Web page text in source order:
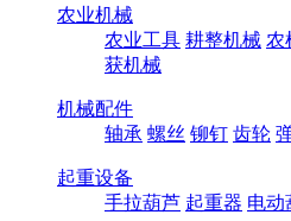
农业机械
农业工具 耕整机械 农
获机械
机械配件
轴承 螺丝 铆钉 齿轮
起重设备
手拉葫芦 起重器 电动